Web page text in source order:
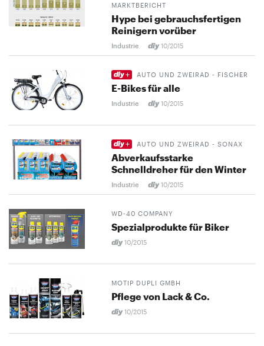
MARKTBERICHT
Hype bei gebrauchsfertigen
Reinigern vorüber
Industrie 10/2015
AUTO UND ZWEIRAD - FISCHER
E-Bikes für alle
Industrie 10/2015
AUTO UND ZWEIRAD - SONAX
Abverkaufsstarke
Schnelldreher für den Winter
Industrie 10/2015
WD-40 COMPANY
Spezialprodukte für Biker
10/2015
MOTIP DUPLI GMBH
Pflege von Lack & Co.
10/2015